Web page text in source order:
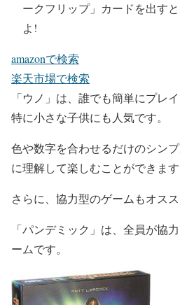
ークフリップ」カードを出す
よ!
amazonで検索
楽天市場で検索
「ウノ」は、誰でも簡単にプレ
特に小さな子供にも人気です。
色や数字を合わせるだけのシン
に理解して楽しむことができます
さらに、協力型のゲームもオスス
「パンデミック」は、全員が協
ームです。